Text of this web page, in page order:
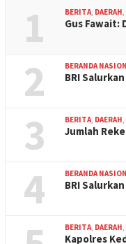
1 BERITA, DAERAH,
Gus Fawait:
2 BERANDA
BRI
3 BERITA, DAERAH,
Jumlah
4 BERANDA
BRI
BERITA, DAERAH,
Kapolres